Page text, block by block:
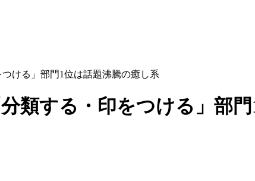
ける」部門1位は話題沸騰の癒し系
分類する・印をつける」部